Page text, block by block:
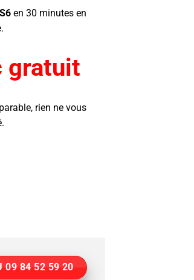
en 30 minutes en
gratuit
rien ne vous
09 84 52 59 20